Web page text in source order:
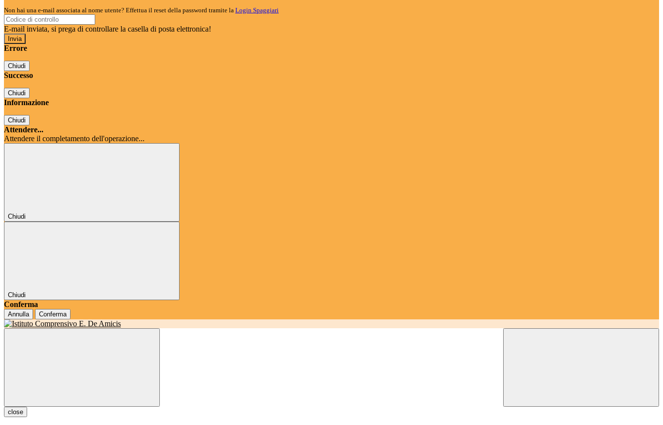
Non hai una e-mail associata al nome utente? Effettua il reset della password tramite la Login Spaggiari
E-mail inviata, si prega di controllare la casella di posta elettronica!
Errore
Chiudi
Successo
Chiudi
Informazione
Chiudi
Attendere...
Attendere il completamento dell'operazione...
Chiudi
Chiudi
Conferma
Annulla Conferma
close